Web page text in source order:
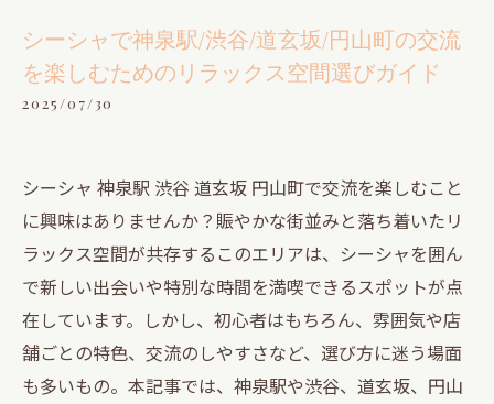
シーシャで神泉駅/渋谷/道玄坂/円山町の交流
を楽しむためのリラックス空間選びガイド
2025/07/30
シーシャ 神泉駅 渋谷 道玄坂 円山町で交流を楽しむこと
に興味はありませんか？賑やかな街並みと落ち着いたリ
ラックス空間が共存するこのエリアは、シーシャを囲ん
で新しい出会いや特別な時間を満喫できるスポットが点
在しています。しかし、初心者はもちろん、雰囲気や店
舗ごとの特色、交流のしやすさなど、選び方に迷う場面
も多いもの。本記事では、神泉駅や渋谷、道玄坂、円山